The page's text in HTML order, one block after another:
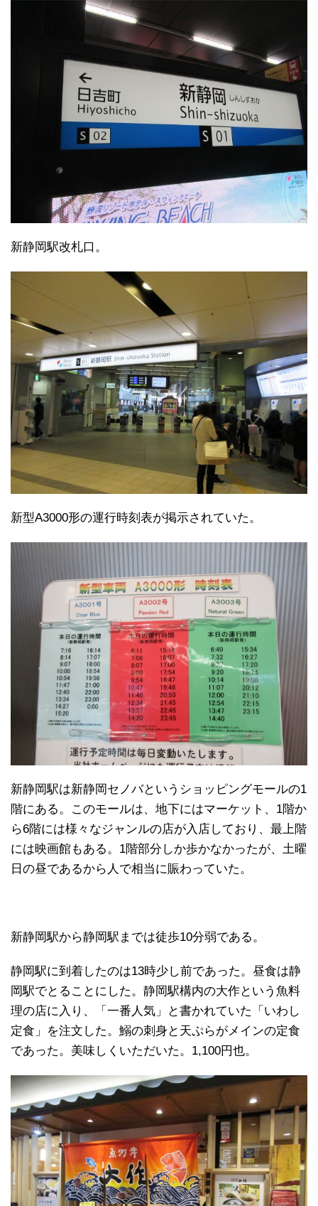
新静岡駅改札口。
新型A3000形の運行時刻表が掲示されていた。
新静岡駅は新静岡セノバというショッピングモールの1
階にある。このモールは、地下にはマーケット、1階か
ら6階には様々なジャンルの店が入店しており、最上階
には映画館もある。1階部分しか歩かなかったが、土曜
日の昼であるから人で相当に賑わっていた。
新静岡駅から静岡駅までは徒歩10分弱である。
静岡駅に到着したのは13時少し前であった。昼食は静
岡駅でとることにした。静岡駅構内の大作という魚料
理の店に入り、「一番人気」と書かれていた「いわし
定食」を注文した。鰯の刺身と天ぷらがメインの定食
であった。美味しくいただいた。1,100円也。